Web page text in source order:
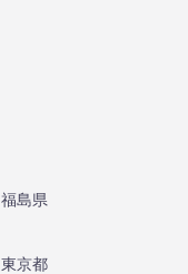
福島県
東京都